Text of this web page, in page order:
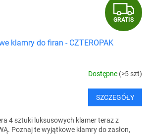
G
R
T
I
S
GRATIS
klamry do firan - CZTEROPAK
Dostępne (>5 szt)
SZCZEGÓŁY
4 sztuki luksusowych klamer teraz z
Poznaj te wyjątkowe klamry do zasłon,